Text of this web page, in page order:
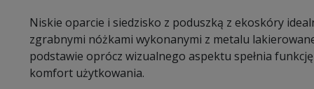
Niskie oparcie i siedzisko z poduszką z ekoskóry
zgrabnymi nóżkami wykonanymi z metalu
podstawie oprócz wizualnego aspektu spełnia
komfort użytkowania.